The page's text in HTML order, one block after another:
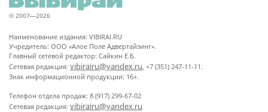
© 2007—2026
Наименование издания: VIBIRAI.RU
Учредитель: ООО «Алое Поле Адвертайзинг».
Главный сетевой редактор: Сайкин Е.Б.
Сетевая редакция: vibirairu@yandex.ru, +7 (351) 247-11-11.
Знак информационной продукции: 16+.
Телефон отдела продаж: 8 (917) 299-67-02
Сетевая редакция: vibirairu@yandex.ru